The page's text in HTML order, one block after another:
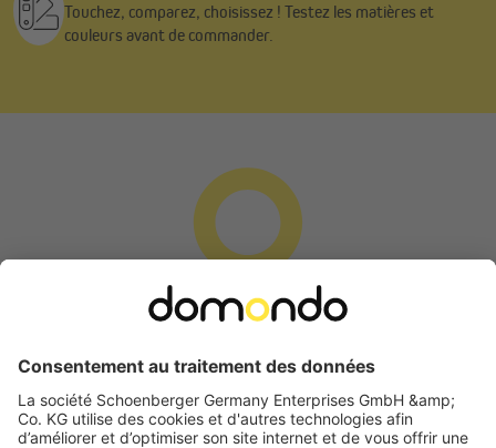
Touchez, comparez, choisissez ! Testez les matières et
couleurs avant de commander.
Demande de rétractation